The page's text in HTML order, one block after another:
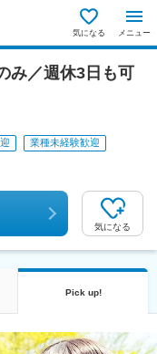
気になる メニュー
み／週休3日も可
業種未経験歓迎
気になる
Pick up!